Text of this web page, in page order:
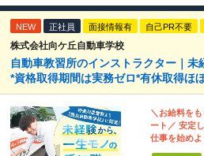
NEW 正社員 面接情報有 自己PR不要
株式会社向ケ丘自動車学校
自動車教習所のインストラクター｜
*資格取得期間は実務ゼロ*有休取得ほ
＼お給料を
ート／ 安定
仕事を始めよ